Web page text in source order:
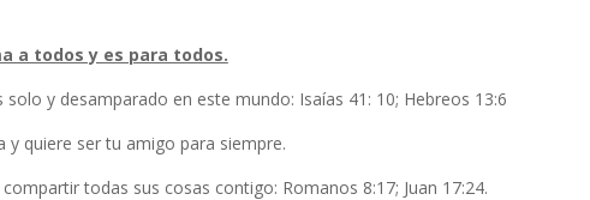
a todos y es para todos.
solo y desamparado en este mundo: Isaías 41: 10; Hebreos 13:6
y quiere ser tu amigo para siempre.
compartir todas sus cosas contigo: Romanos 8:17; Juan 17:24.